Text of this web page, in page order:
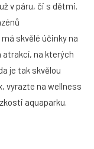
v páru, či s dětmi.
skvělé účinky na
atrakcí, na kterých
je tak skvělou
vyrazte na wellness
aquaparku.